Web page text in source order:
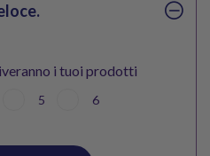
i tuoi prodotti
5 6